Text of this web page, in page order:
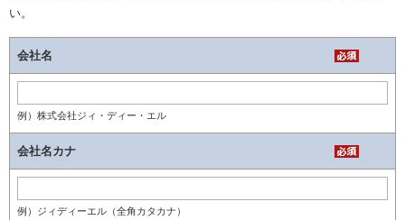
い。
会社名
例）株式会社ジィ・ディー・エル
会社名カナ
例）ジィディーエル（全角カタカナ）